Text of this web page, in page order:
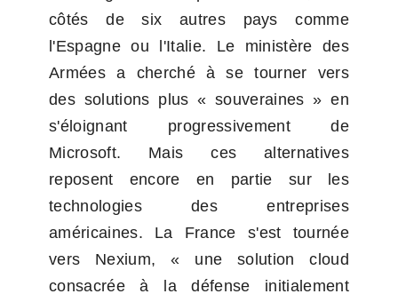
côtés de six autres pays comme
l'Espagne ou l'Italie. Le ministère des
Armées a cherché à se tourner vers
des solutions plus « souveraines » en
s'éloignant progressivement de
Microsoft. Mais ces alternatives
reposent encore en partie sur les
technologies des entreprises
américaines. La France s'est tournée
vers Nexium, « une solution cloud
consacrée à la défense initialement